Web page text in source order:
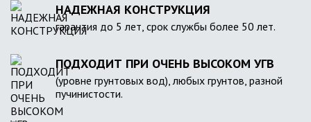
НАДЕЖНАЯ КОНСТРУКЦИЯ
гарантия до 5 лет, срок службы более 50 лет.
ПОДХОДИТ ПРИ ОЧЕНЬ ВЫСОКОМ УГВ
(уровне грунтовых вод), любых грунтов, разной
пучинистости.